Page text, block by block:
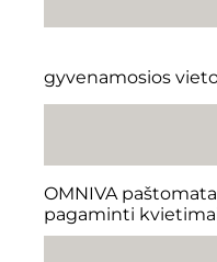
gyvenamosios
OMNIVA
pagaminti